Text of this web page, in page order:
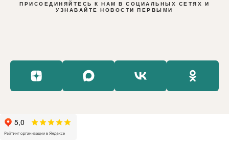
ПРИСОЕДИНЯЙТЕСЬ К НАМ В СОЦИАЛЬНЫХ СЕТЯХ И
УЗНАВАЙТЕ НОВОСТИ ПЕРВЫМИ